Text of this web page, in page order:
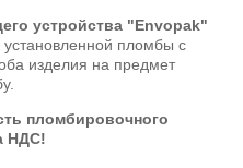
устройства "Envopak"
пломбы с
изделия на предмет
пломбировочного
НДС!